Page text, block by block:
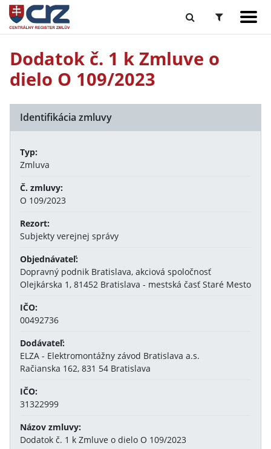
Dodatok č. 1 k Zmluve o
dielo O 109/2023
Identifikácia zmluvy
Typ:
Zmluva
Č. zmluvy:
O 109/2023
Rezort:
Subjekty verejnej správy
Objednávateľ:
Dopravný podnik Bratislava, akciová spoločnosť
Olejkárska 1, 81452 Bratislava - mestská časť Staré Mesto
IČO:
00492736
Dodávateľ:
ELZA - Elektromontážny závod Bratislava a.s.
Račianska 162, 831 54 Bratislava
IČO:
31322999
Názov zmluvy:
Dodatok č. 1 k Zmluve o dielo O 109/2023